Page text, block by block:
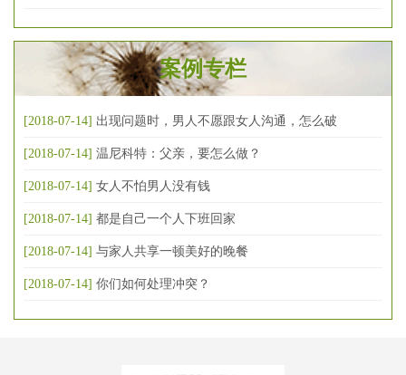
案例专栏
[2018-07-14] 出现问题时，男人不愿跟女人沟通，怎么破
[2018-07-14] 温尼科特：父亲，要怎么做？
[2018-07-14] 女人不怕男人没有钱
[2018-07-14] 都是自己一个人下班回家
[2018-07-14] 与家人共享一顿美好的晚餐
[2018-07-14] 你们如何处理冲突？